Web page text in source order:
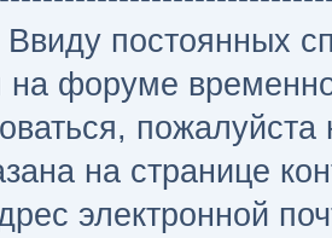
Ввиду постоянных
на форуме
на странице
электронной